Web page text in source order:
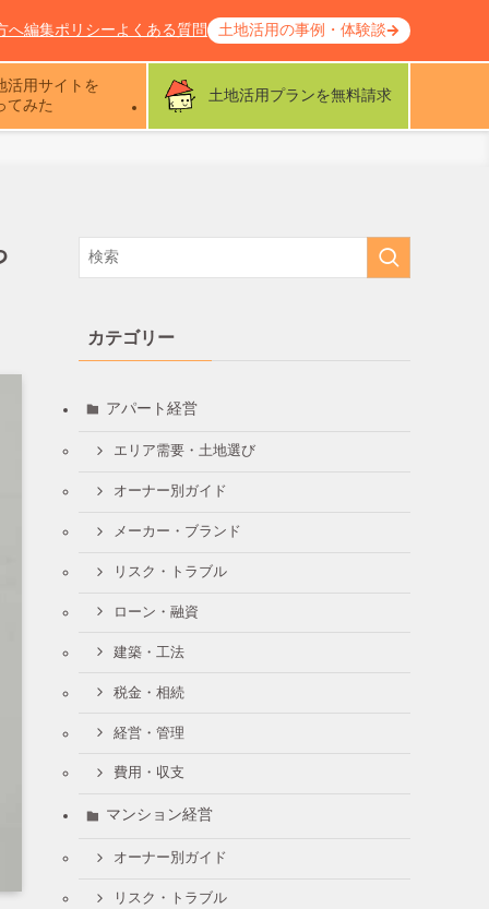
活用サイトを
てみた
土地活用プランを無料請求
へ編集ポリシーよくある質問 土地活用の事例・体験談
カテゴリー
アパート経営
エリア需要・土地選び
オーナー別ガイド
メーカー・ブランド
リスク・トラブル
ローン・融資
建築・工法
税金・相続
経営・管理
費用・収支
マンション経営
オーナー別ガイド
リスク・トラブル